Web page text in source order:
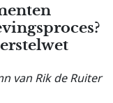
van Rik de Ruiter